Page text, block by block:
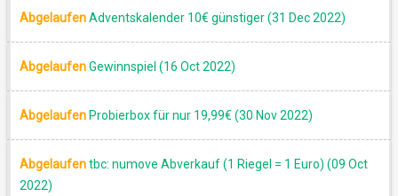
AbgelaufenAdventskalender 10€ günstiger (31 Dec 2022)
AbgelaufenGewinnspiel (16 Oct 2022)
Abgelaufen Probierbox für nur 19,99€ (30 Nov 2022)
Abgelaufentbc: numove Abverkauf (1 Riegel = 1 Euro) (09 Oct
2022)